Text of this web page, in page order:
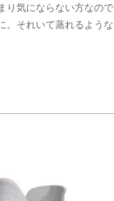
気にならない方なの
それいて蒸れるよう